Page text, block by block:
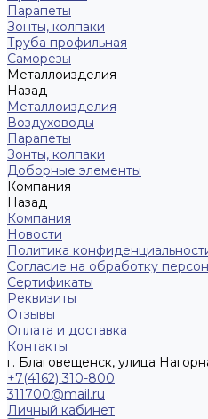
Парапеты
Зонты, колпаки
Труба профильная
Саморезы
Металлоизделия
Назад
Металлоизделия
Воздуховоды
Парапеты
Зонты, колпаки
Доборные элементы
Компания
Назад
Компания
Новости
Политика
Согласие на обработку
Сертификаты
Реквизиты
Отзывы
Оплата и доставка
Контакты
г. Благовещенск, улица
+7(4162) 310-800
311700@mail.ru
Личный кабинет